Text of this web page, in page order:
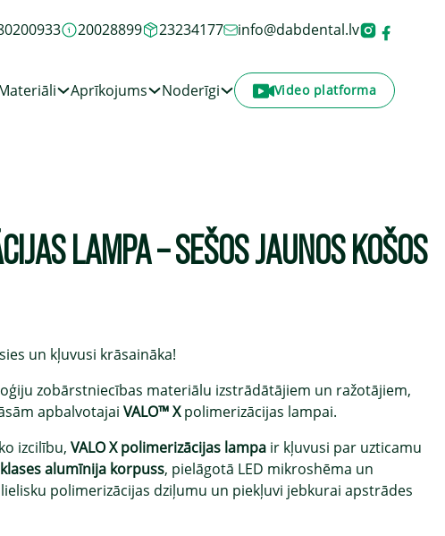
20028899 23234177 info@dabdental.lv
Aprīkojums Noderīgi Video platforma
LAMPA – SEŠOS JAUNOS KOŠOS
un kļuvusi krāsaināka!
zobārstniecības materiālu izstrādātājiem un ražotājiem,
apbalvotajai VALO™ Xpolimerizācijas lampai.
izcilību, VALO X polimerizācijas lampa ir kļuvusi par uzticamu
alumīnija korpuss, pielāgotā LED mikroshēma un
polimerizācijas dziļumu un piekļuvi jebkurai apstrādes